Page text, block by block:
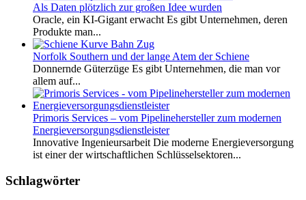
Als Daten plötzlich zur großen Idee wurden
Oracle, ein KI-Gigant erwacht Es gibt Unternehmen, deren
Produkte man...
Norfolk Southern und der lange Atem der Schiene
Donnernde Güterzüge Es gibt Unternehmen, die man vor
allem auf...
Primoris Services – vom Pipelinehersteller zum modernen
Energieversorgungsdienstleister
Innovative Ingenieursarbeit Die moderne Energieversorgung
ist einer der wirtschaftlichen Schlüsselsektoren...
Schlagwörter